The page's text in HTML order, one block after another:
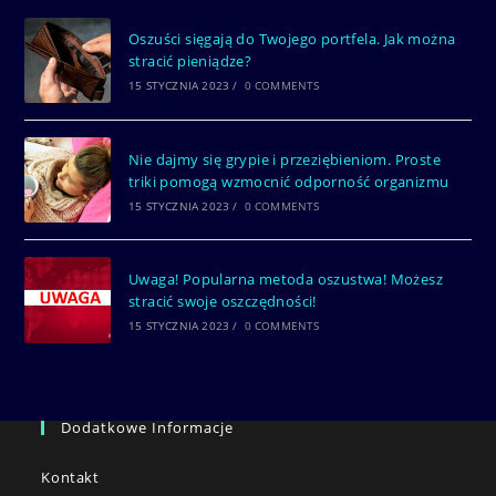
Oszuści sięgają do Twojego portfela. Jak można
stracić pieniądze?
15 STYCZNIA 2023 / 0 COMMENTS
Nie dajmy się grypie i przeziębieniom. Proste
triki pomogą wzmocnić odporność organizmu
15 STYCZNIA 2023 / 0 COMMENTS
Uwaga! Popularna metoda oszustwa! Możesz
stracić swoje oszczędności!
15 STYCZNIA 2023 / 0 COMMENTS
Dodatkowe Informacje
Kontakt